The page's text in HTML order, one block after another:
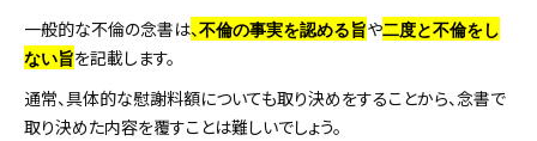
一般的な不倫の念書は、不倫の事実を認める旨や二度と不倫をし
ない旨を記載します。
通常、具体的な慰謝料額についても取り決めをすることから、念書で
取り決めた内容を覆すことは難しいでしょう。